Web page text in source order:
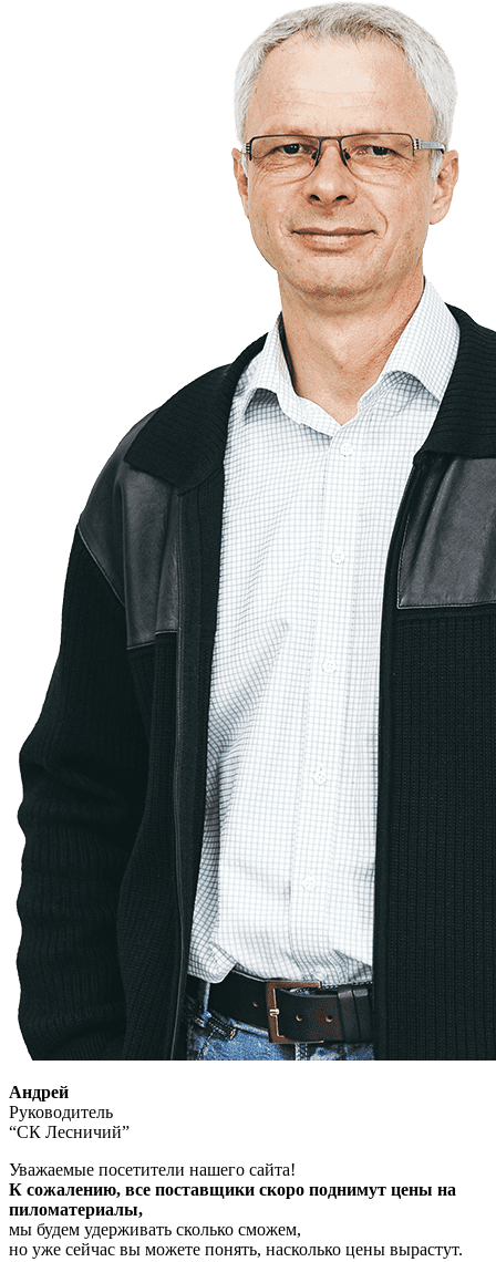
Андрей
Руководитель
“СК Лесничий”
Уважаемые посетители нашего сайта!
К сожалению, все поставщики скоро поднимут цены на
пиломатериалы,
мы будем удерживать сколько сможем,
но уже сейчас вы можете понять, насколько цены вырастут.